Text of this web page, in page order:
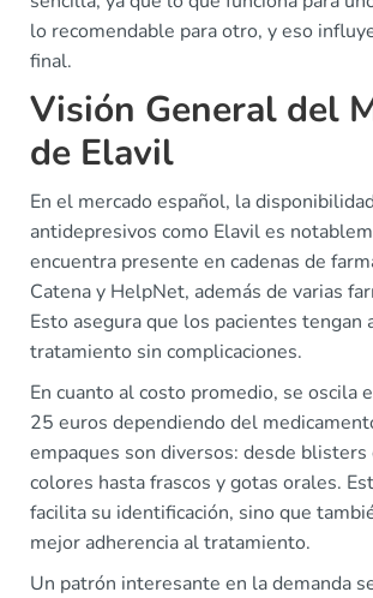
lo recomendable para otro, y eso
final.
Visión General del
de Elavil
En el mercado español, la
antidepresivos como Elavil es
encuentra presente en cadenas de
Catena y HelpNet, además de varias
Esto asegura que los pacientes tengan
tratamiento sin complicaciones.
En cuanto al costo promedio, se oscila
25 euros dependiendo del
empaques son diversos: desde blisters
colores hasta frascos y gotas orales.
facilita su identificación, sino que
mejor adherencia al tratamiento.
Un patrón interesante en la demanda